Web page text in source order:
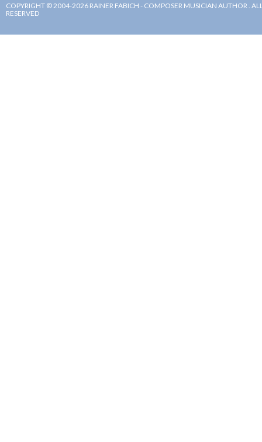
COPYRIGHT © 2004-2026 RAINER FABICH - COMPOSER MUSICIAN AUTHOR .
RESERVED